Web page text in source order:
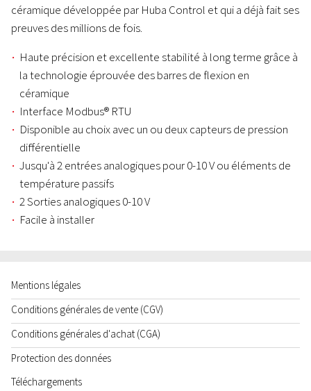
céramique développée par Huba Control et qui a déjà fait ses
preuves des millions de fois.
Haute précision et excellente stabilité à long terme grâce à
la technologie éprouvée des barres de flexion en
céramique
Interface Modbus® RTU
Disponible au choix avec un ou deux capteurs de pression
différentielle
Jusqu'à 2 entrées analogiques pour 0-10 V ou éléments de
température passifs
2 Sorties analogiques 0-10 V
Facile à installer
Mentions légales
Conditions générales de vente (CGV)
Conditions générales d'achat (CGA)
Protection des données
Téléchargements